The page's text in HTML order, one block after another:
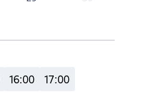
16:00 17:00